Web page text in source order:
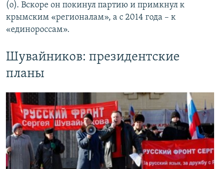
(о). Вскоре он покинул партию и примкнул к
крымским «регионалам», а с 2014 года – к
«единороссам».
Шувайников: президентские
планы